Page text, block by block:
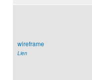
wireframe
Lien